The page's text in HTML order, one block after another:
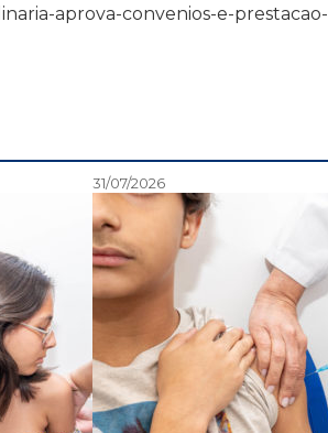
aprova-convenios-e-prestacao-
31/07/2026